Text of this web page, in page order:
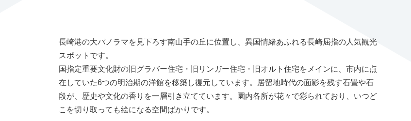
長崎港の大パノラマを見下ろす南山手の丘に位置し、異国情緒あふれる長崎屈指の人気観光
スポットです。
国指定重要文化財の旧グラバー住宅・旧リンガー住宅・旧オルト住宅をメインに、市内に点
在していた6つの明治期の洋館を移築し復元しています。居留地時代の面影を残す石畳や石
段が、歴史や文化の香りを一層引き立てています。園内各所が花々で彩られており、いつど
こを切り取っても絵になる空間ばかりです。